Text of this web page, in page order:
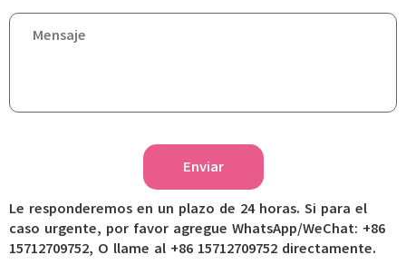
Enviar
Le responderemos en un plazo de 24 horas. Si para el
caso urgente, por favor agregue WhatsApp/WeChat: +86
15712709752, O llame al +86 15712709752 directamente.